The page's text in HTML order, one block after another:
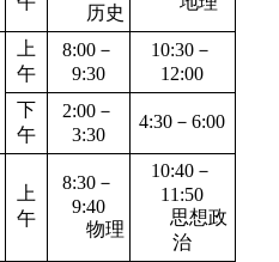
历史
上
午
8:00－
9:30
10:30－
12:00
下
午
2:00－
3:30
4:30－6:00
上
午
8:30－
9:40
物理
10:40－
11:50
思想政
治